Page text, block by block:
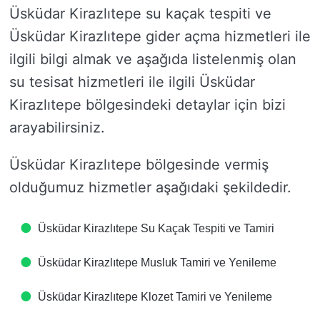
Üsküdar Kirazlıtepe su kaçak tespiti ve
Üsküdar Kirazlıtepe gider açma hizmetleri ile
ilgili bilgi almak ve aşağıda listelenmiş olan
su tesisat hizmetleri ile ilgili Üsküdar
Kirazlıtepe bölgesindeki detaylar için bizi
arayabilirsiniz.
Üsküdar Kirazlıtepe bölgesinde vermiş
olduğumuz hizmetler aşağıdaki şekildedir.
Üsküdar Kirazlıtepe Su Kaçak Tespiti ve Tamiri
Üsküdar Kirazlıtepe Musluk Tamiri ve Yenileme
Üsküdar Kirazlıtepe Klozet Tamiri ve Yenileme